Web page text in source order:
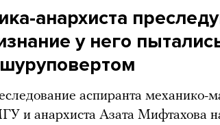
анархиста
у него
аспиранта механико-
и анархиста Азата Мифтахова